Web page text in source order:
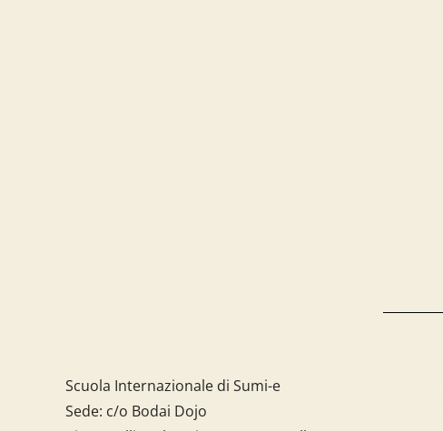
Scuola Internazionale di Sumi-e
Sede: c/o Bodai Dojo